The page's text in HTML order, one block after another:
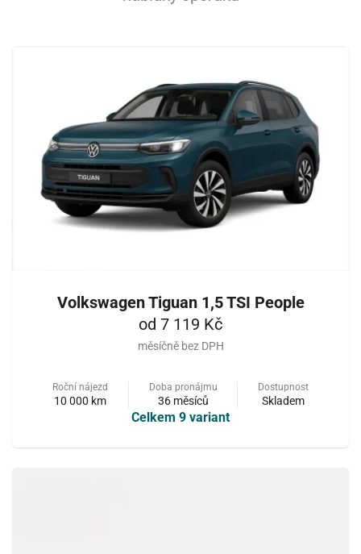
Volkswagen Tiguan 1,5 TSI People
od 7 119 Kč
měsíčně bez DPH
Roční nájezd
10 000 km
Doba pronájmu
36 měsíců
Dostupnost
Skladem
Celkem 9 variant